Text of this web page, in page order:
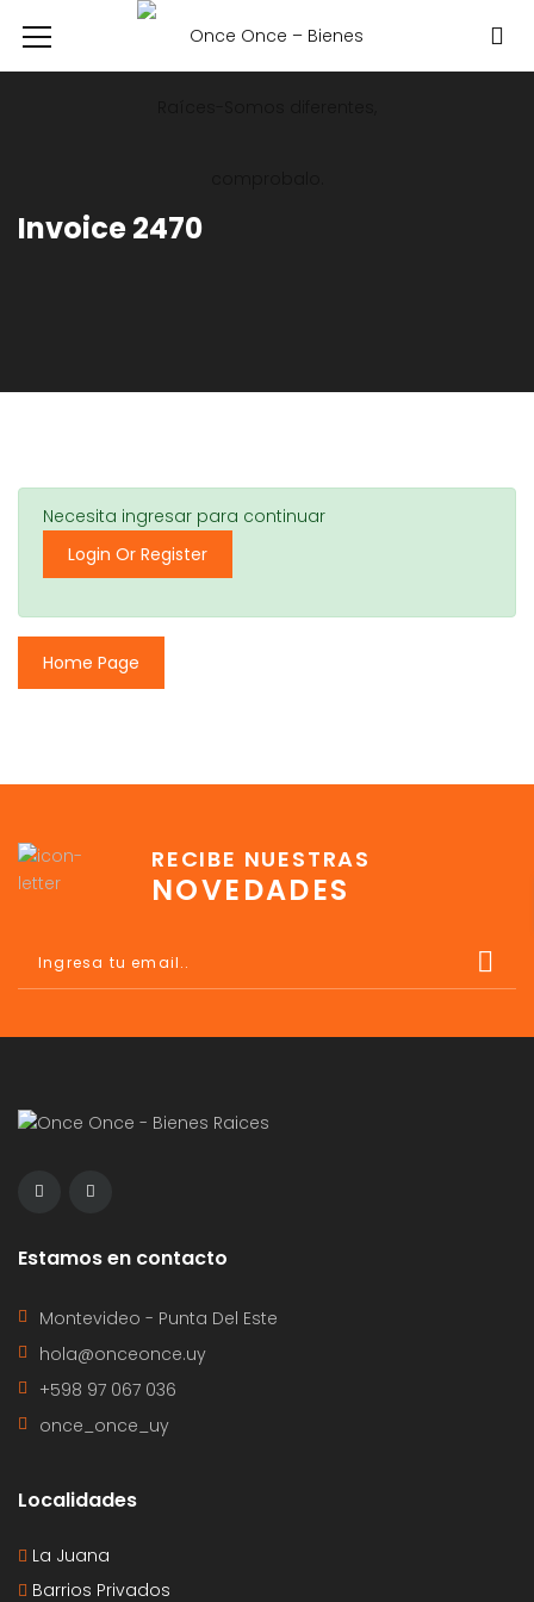
Invoice 2470
Necesita ingresar para continuar
Login Or Register
Home Page
RECIBE NUESTRAS
NOVEDADES
Estamos en contacto
Montevideo - Punta Del Este
hola@onceonce.uy
+598 97 067 036
once_once_uy
Localidades
La Juana
Barrios Privados